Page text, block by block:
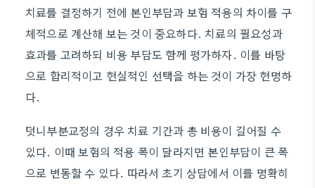
치료를 결정하기 전에 본인부담과 보험 적용의 차이를 구
체적으로 계산해 보는 것이 중요하다. 치료의 필요성과
효과를 고려하되 비용 부담도 함께 평가하자. 이를 바탕
으로 합리적이고 현실적인 선택을 하는 것이 가장 현명하
다.
덧니부분교정의 경우 치료 기간과 총 비용이 길어질 수
있다. 이때 보험의 적용 폭이 달라지면 본인부담이 큰 폭
으로 변동할 수 있다. 따라서 초기 상담에서 이를 명확히